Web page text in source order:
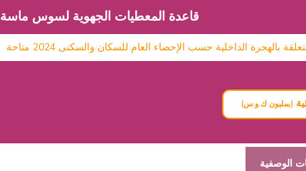
قاعدة المعطيات الجهوية لسوس ماسة
بالهجرة الداخلية حسب الإحصاء العام للسكان والسكنى 2024 متاحة
(بمليون ك.و.س)
الوصفية